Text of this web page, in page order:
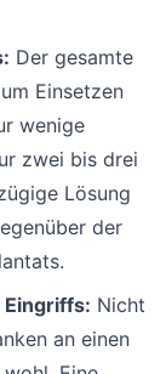
Der gesamte
Einsetzen
wenige
zwei bis drei
Lösung
der
Nicht
an einen